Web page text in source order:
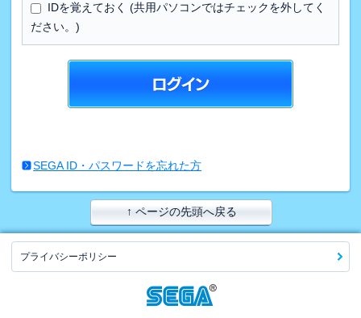
IDを覚えておく (共用パソコンではチェックを外してく
ださい。)
SEGA ID・パスワードを忘れた方
↑ ページの先頭へ戻る
プライバシーポリシー